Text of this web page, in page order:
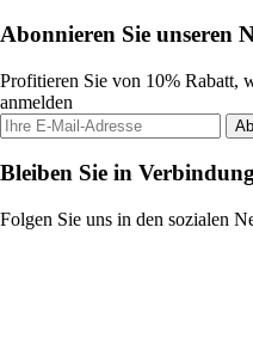
Abonnieren Sie unseren
Profitieren Sie von 10% Rabatt,
anmelden
Bleiben Sie in
Folgen Sie uns in den sozialen